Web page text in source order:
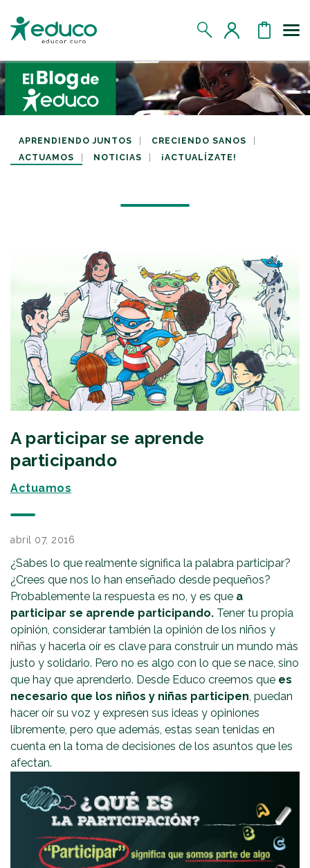
MIS DATOS
MIS APADRINADOS
MIS RETOS SOLIDARIOS
CERRAR SESIÓN
APRENDIENDO JUNTOS
CRECIENDO SANOS
ACTUAMOS
NOTICIAS ¡ACTUALÍZATE!
A participar se aprende
participando
Actuamos
abril 07, 2016
¿Sabes lo que realmente significa la palabra participar?
¿Crees que nos lo han enseñado desde pequeños?
Probablemente la respuesta es no, y es que a
participar se aprende participando. Tener tu propia
opinión, considerar también la opinión de los niños y
niñas y hacerla oír es clave para construir un mundo más
justo y solidario. Pero no es algo con lo que se nace, sino
que hay que aprenderlo. Desde Educo creemos que es
necesario que los niños y niñas participen, puedan
hacer oír su voz y expresen sus ideas y opiniones
libremente, pero que además, estas sean tenidas en
cuenta en la toma de decisiones de los asuntos que les
afectan.